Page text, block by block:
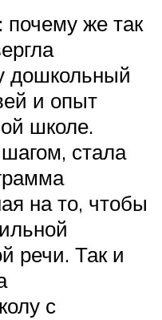
почему же так
дошкольный
и опыт
школе.
стала
на то, чтобы
речи. Так и
с